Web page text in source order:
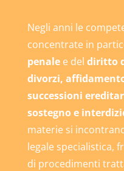
Negli anni le
concentrate in
penalee del diritto
divorzi,
successioni
sostegno e
materie si
legale specialistica,
di procedimenti